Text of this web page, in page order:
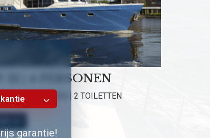
12 | 4 PERSONEN
| 2 DOUCHES | 2 TOILETTEN
garantie!